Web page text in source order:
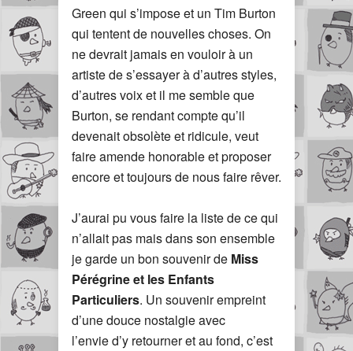
Green qui s’impose et un Tim Burton
qui tentent de nouvelles choses. On
ne devrait jamais en vouloir à un
artiste de s’essayer à d’autres styles,
d’autres voix et il me semble que
Burton, se rendant compte qu’il
devenait obsolète et ridicule, veut
faire amende honorable et proposer
encore et toujours de nous faire rêver.
J’aurai pu vous faire la liste de ce qui
n’allait pas mais dans son ensemble
je garde un bon souvenir de Miss
Pérégrine et les Enfants
Particuliers. Un souvenir empreint
d’une douce nostalgie avec
l’envie d’y retourner et au fond, c’est